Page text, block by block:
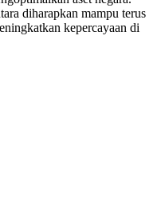
diharapkan mampu terus
kepercayaan di